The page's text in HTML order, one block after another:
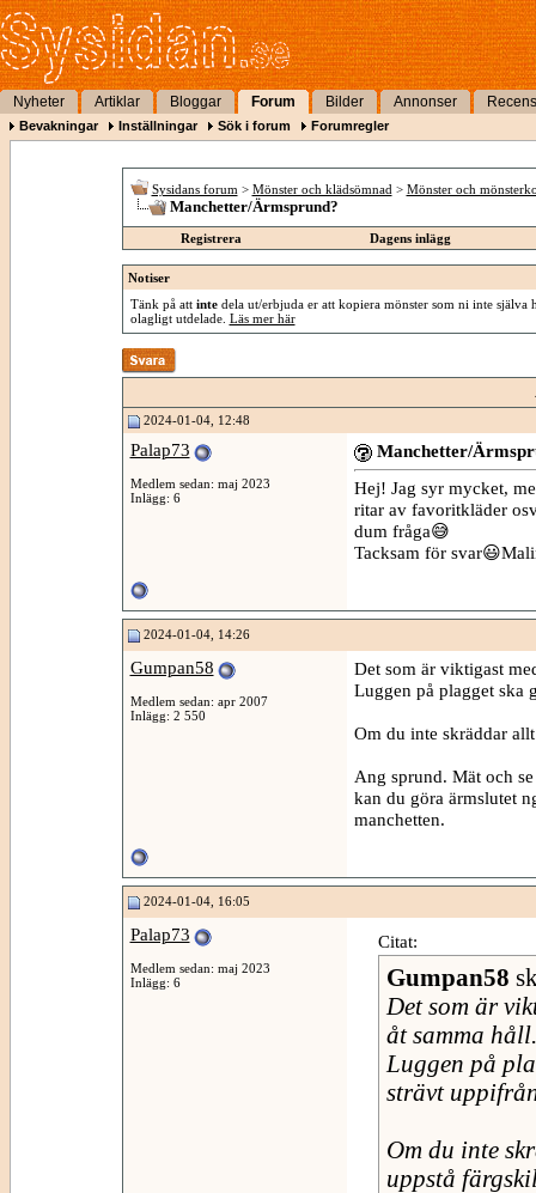
Nyheter Artiklar Bloggar Forum Bilder Annonser
Bevakningar Inställningar Sök i forum Forumregler
Sysidans forum > Mönster och klädsömnad > Mönster och
Manchetter/Ärmsprund?
Registrera Dagens inlägg
Notiser
Tänk på att intedela ut/erbjuda er att kopiera mönster som ni inte själva
olagligt utdelade. Läs mer här
2024-01-04, 12:48
Palap73
Medlem sedan: maj 2023
Inlägg: 6
Manchetter/
Hej! Jag syr mycket,
ritar av favoritkläder
dum fråga😅
Tacksam för
2024-01-04, 14:26
Gumpan58
Medlem sedan: apr 2007
Inlägg: 2 550
Det som är viktigast
Luggen på plagget ska
Om du inte skräddar
Ang sprund. Mät och
kan du göra ärmslutet
manchetten.
2024-01-04, 16:05
Palap73
Medlem sedan: maj 2023
Inlägg: 6
Citat:
Gumpan58
Det som är
åt samma håll.
Luggen på
strävt
Om du inte
uppstå